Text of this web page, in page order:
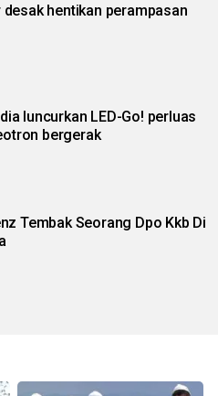
desak hentikan perampasan
luncurkan LED-Go! perluas
bergerak
Tembak Seorang Dpo Kkb Di